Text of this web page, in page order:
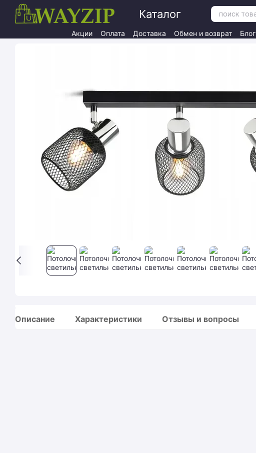
Перейти к основному контенту
Каталог
Акции Оплата Доставка Обмен и возврат Блог
Описание Характеристики Отзывы и вопросы